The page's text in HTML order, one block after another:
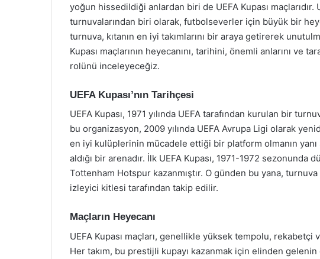
yoğun hissedildiği anlardan biri de UEFA Kupası maçlarıdır.
turnuvalarından biri olarak, futbolseverler için büyük bir
turnuva, kıtanın en iyi takımlarını bir araya getirerek
Kupası maçlarının heyecanını, tarihini, önemli anlarını ve
rolünü inceleyeceğiz.
UEFA Kupası’nın Tarihçesi
UEFA Kupası, 1971 yılında UEFA tarafından kurulan bir
bu organizasyon, 2009 yılında UEFA Avrupa Ligi olarak
en iyi kulüplerinin mücadele ettiği bir platform olmanın
aldığı bir arenadır. İlk UEFA Kupası, 1971-1972
Tottenham Hotspur kazanmıştır. O günden bu yana,
izleyici kitlesi tarafından takip edilir.
Maçların Heyecanı
UEFA Kupası maçları, genellikle yüksek tempolu,
Her takım, bu prestijli kupayı kazanmak için elinden